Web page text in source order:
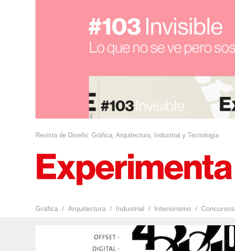
Revista de Diseño. Gráfica, Arquitectura, Industrial y Tecnología
Gráfica Arquitectura Industrial Interiorismo Concursos